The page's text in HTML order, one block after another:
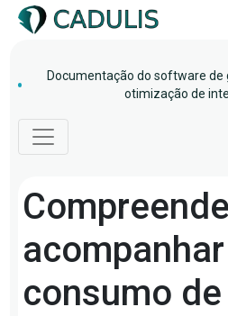
Documentação do software
otimização de
consumo